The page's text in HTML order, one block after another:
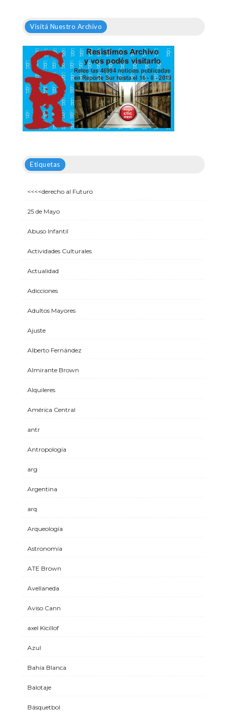
Visitá Nuestro Archivo
Etiquetas
<<<<derecho al Futuro
25 de Mayo
Abuso Infantil
Actividades Culturales
Actualidad
Adicciones
Adultos Mayores
Ajuste
Alberto Fernández
Almirante Brown
Alquileres
América Central
antr
Antropología
arg
Argentina
arq
Arqueología
Astronomía
ATE Brown
Avellaneda
Aviso Cann
axel Kicillof
Azul
Bahía Blanca
Balotaje
Básquetbol